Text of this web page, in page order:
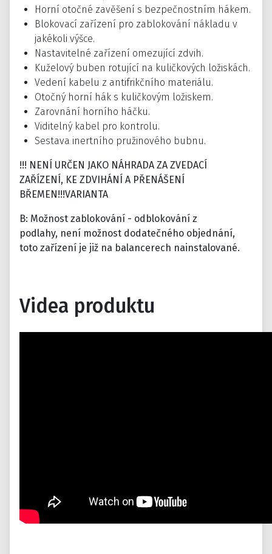
Horní otočné zavěšení s bezpečnostním hákem.
Blokovací zařízení pro zablokování nákladu v
jakékoli výšce.
Nastavitelné zařízení omezující zdvih.
Kuželový buben rotující na kuličkových ložiskách.
Vedení kabelu z antifrikčního materiálu.
Otočný horní hák s kuličkovým ložiskem.
Zarovnání horního háčku.
Viditelný kabel pro kontrolu.
Sestava inertního pružinového bubnu.
!!! NENÍ URČEN JAKO NÁHRADA ZA ZVEDACÍ
ZAŘÍZENÍ, KE ZDVIHÁNÍ A PŘENÁŠENÍ
BŘEMEN!!!VARIANTA
B: Možnost zablokování - odblokování z
podlahy, není možnost dodatečného objednání,
toto zařízení je již na balancerech nainstalované.
Videa produktu